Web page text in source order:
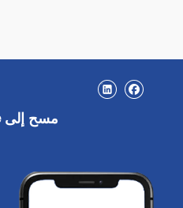
مسح إلى mobliephone الخاص بك